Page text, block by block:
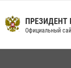
На брифинге
законодательстве,
ПРЕЗИДЕНТ
Официальный